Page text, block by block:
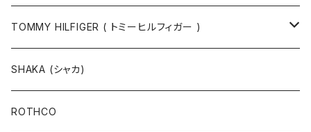
半袖Tシャツ
長袖Tシャツ
キャップ
シャツ
帽子
ニットキャップ / ビーニー
マフラー / ストール
TOMMY HILFIGER ( トミーヒルフィガー )
ジャケット
SHAKA (シャカ)
ROTHCO